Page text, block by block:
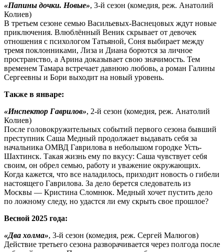
«Папины дочки. Новые», 3-й сезон (комедия, реж. Анатолий
Колиев)
В третьем сезоне семью Васильевых-Васнецовых ждут новые
приключения. Влюблённый Веник скрывает от девочек
отношения с психологом Татьяной, Соня выбирает между
тремя поклонниками, Лиза и Диана борются за личное
пространство, а Арина доказывает свою значимость. Тем
временем Тамара встречает давнюю любовь, а роман Галины
Сергеевны и Бори выходит на новый уровень.
Также в январе:
«Инспектор Гаврилов», 2-й сезон (комедия, реж. Анатолий
Колиев)
После головокружительных событий первого сезона бывший
преступник Саша Медный продолжает выдавать себя за
начальника ОМВД Гаврилова в небольшом городке Усть-
Шахтинск. Такая жизнь ему по вкусу: Саша чувствует себя
своим, он обрел семью, работу и уважение окружающих.
Когда кажется, что все наладилось, приходит новость о гибели
настоящего Гаврилова. За дело берется следователь из
Москвы — Кристина Сломнюк. Медный хочет пустить дело
по ложному следу, но удастся ли ему скрыть свое прошлое?
Весной 2025 года:
«Два холма», 3-й сезон (комедия, реж. Сергей Малюгов)
Действие третьего сезона разворачивается через полгода после